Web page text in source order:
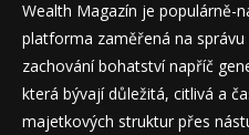
Wealth Magazín je populárně-
platforma zaměřená na
zachování bohatství napříč
která bývají důležitá, citlivá a
majetkových struktur přes